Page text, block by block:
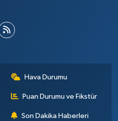
Hava Durumu
Puan Durumu ve Fikstür
Son Dakika Haberleri